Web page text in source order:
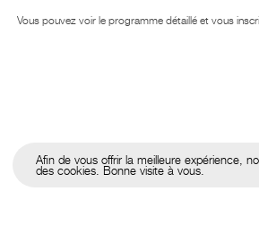
Vous pouvez voir le programme détaillé etvous
Afin de vous offrir la meilleure expérience,
des cookies. Bonne visite à vous.